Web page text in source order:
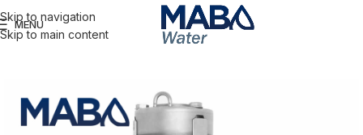
Skip to navigation
Skip to main content
MENU